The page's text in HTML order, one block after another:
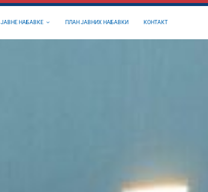
ЈАВНЕ НАБАВКЕ ПЛАН ЈАВНИХ НАБАВКИ КОНТАКТ